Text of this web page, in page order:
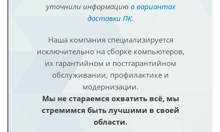
уточнили информацию о вариантах
доставки ПК.
Наша компания специализируется
исключительно на сборке компьютеров,
их гарантийном и постгарантийном
обслуживании, профилактике и
модернизации.
Мы не стараемся охватить всё, мы
стремимся быть лучшими в своей
области.